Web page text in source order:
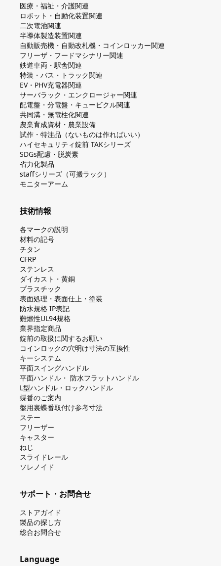
医療・福祉・介護関連
ロボット・自動化装置関連
二次電池関連
半導体製造装置関連
自動販売機・自動改札機・コインロッカー関連
フリーザ・フードマシナリー関連
鉄道車両・駅舎関連
特装・バス・トラック関連
EV・PHV充電器関連
サーバラック・エンクロージャー関連
配電盤・分電盤・キュービクル関連
共同溝・無電柱化関連
農業育成資材・農業設備
試作・特注品（ないものは作ればいい）
ハイセキュリティ錠前 TAKシリーズ
SDGs配慮・脱炭素
省力化製品
staffシリーズ（可搬ラック）
モニターアーム
技術情報
各マークの説明
材料の記号
チタン
CFRP
ステンレス
ダイカスト・⻩銅
プラスチック
表面処理・表面仕上・塗装
防⽔規格 IP表記
難燃性UL94規格
業界指定商品
錠前の取扱に関するお願い
コインロックの⽳明け⼨法の互換性
キーシステム
平⾯スイングハンドル
平⾯ハンドル・ 防⽔フラットハンドル
L型ハンドル・ロックハンドル
蝶番のご案内
盤⽤裏蝶番取付け参考⼨法
ステー
フリーザー
キャスター
ねじ
スライドレール
ソレノイド
サポート・お問合せ
ストアガイド
製品の探し⽅
総合お問合せ
Language